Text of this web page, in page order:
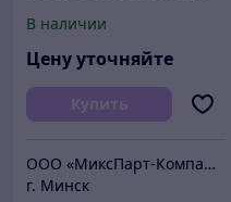
6426150СБ
В наличии
Цену уточняйте
Купить
ООО «МиксПарт-Компани»
г. Минск